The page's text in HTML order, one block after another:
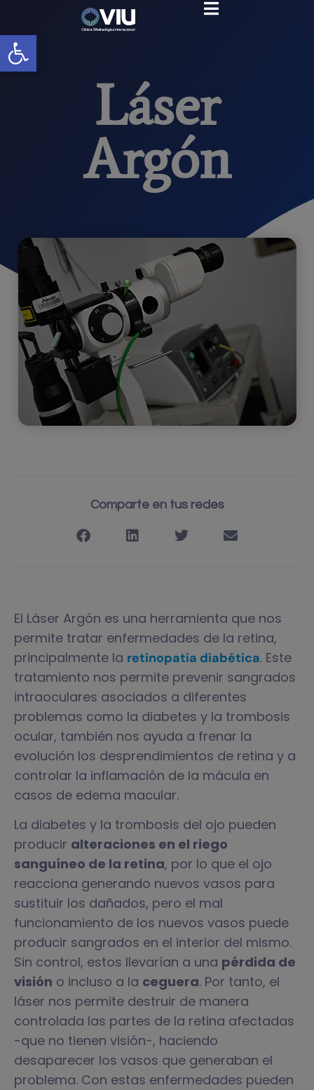
Abrir barra de herramientas
Láser
Argón
Comparte en tus redes
El Láser Argón es una herramienta que nos
permite tratar enfermedades de la retina,
principalmente la retinopatía diabética. Este
tratamiento nos permite prevenir sangrados
intraoculares asociados a diferentes
problemas como la diabetes y la trombosis
ocular, también nos ayuda a frenar la
evolución los desprendimientos de retina y a
controlar la inflamación de la mácula en
casos de edema macular.
La diabetes y la trombosis del ojo pueden
producir alteraciones en el riego
sanguíneo de la retina, por lo que el ojo
reacciona generando nuevos vasos para
sustituir los dañados, pero el mal
funcionamiento de los nuevos vasos puede
producir sangrados en el interior del mismo.
Sin control, estos llevarían a una pérdida de
visión o incluso a la ceguera. Por tanto, el
láser nos permite destruir de manera
controlada las partes de la retina afectadas
-que no tienen visión-, haciendo
desaparecer los vasos que generaban el
problema. Con estas enfermedades pueden